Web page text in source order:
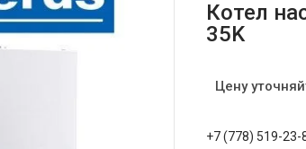
Котел
35K
Цену
+7 (778) 519-23-